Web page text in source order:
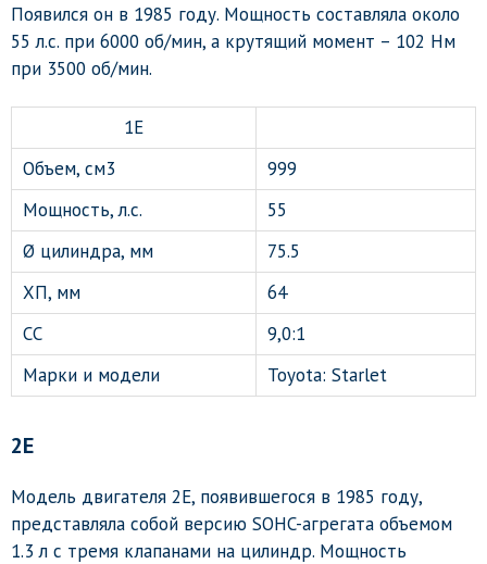
Появился он в 1985 году. Мощность составляла около
55 л.с. при 6000 об/мин, а крутящий момент – 102 Нм
при 3500 об/мин.
1E
Объем, см3
999
Мощность, л.с.
55
Ø цилиндра, мм
75.5
ХП, мм
64
СС
9,0:1
Марки и модели
Toyota: Starlet
2E
Модель двигателя 2E, появившегося в 1985 году,
представляла собой версию SOHC-агрегата объемом
1.3 л с тремя клапанами на цилиндр. Мощность